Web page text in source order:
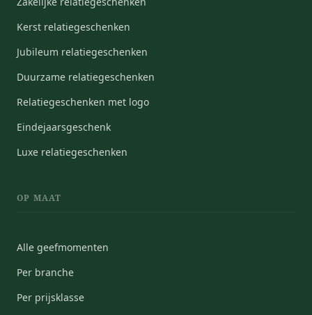
Kerst relatiegeschenken
Jubileum relatiegeschenken
Duurzame relatiegeschenken
Relatiegeschenken met logo
Eindejaarsgeschenk
Luxe relatiegeschenken
OP MAAT
Alle geefmomenten
Per branche
Per prijsklasse